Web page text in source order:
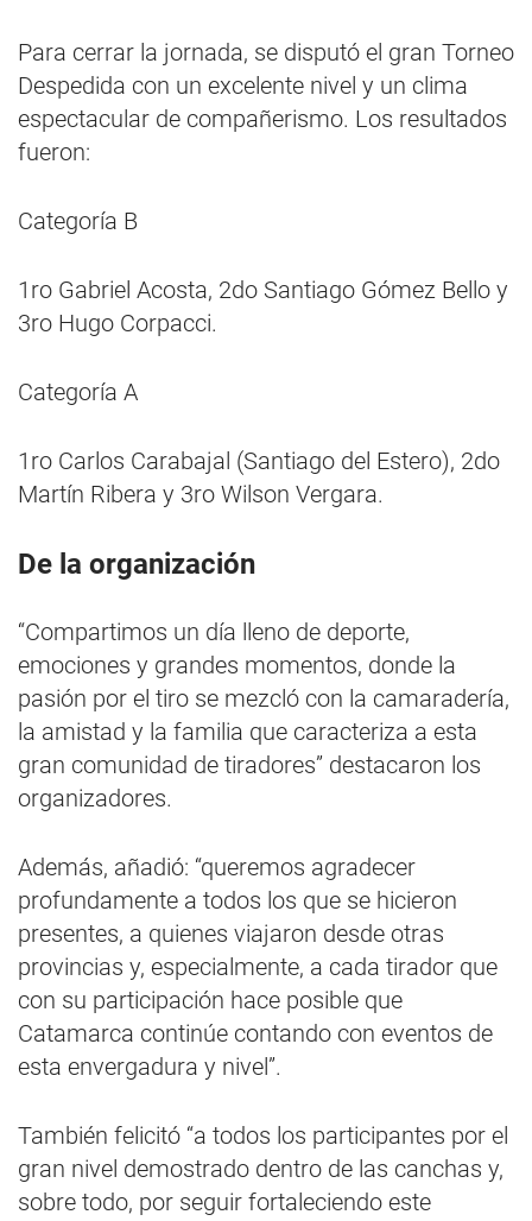
Para cerrar la jornada, se disputó el gran Torneo
Despedida con un excelente nivel y un clima
espectacular de compañerismo. Los resultados
fueron:
Categoría B
1ro Gabriel Acosta, 2do Santiago Gómez Bello y
3ro Hugo Corpacci.
Categoría A
1ro Carlos Carabajal (Santiago del Estero), 2do
Martín Ribera y 3ro Wilson Vergara.
De la organización
“Compartimos un día lleno de deporte,
emociones y grandes momentos, donde la
pasión por el tiro se mezcló con la camaradería,
la amistad y la familia que caracteriza a esta
gran comunidad de tiradores” destacaron los
organizadores.
Además, añadió: “queremos agradecer
profundamente a todos los que se hicieron
presentes, a quienes viajaron desde otras
provincias y, especialmente, a cada tirador que
con su participación hace posible que
Catamarca continúe contando con eventos de
esta envergadura y nivel”.
También felicitó “a todos los participantes por el
gran nivel demostrado dentro de las canchas y,
sobre todo, por seguir fortaleciendo este